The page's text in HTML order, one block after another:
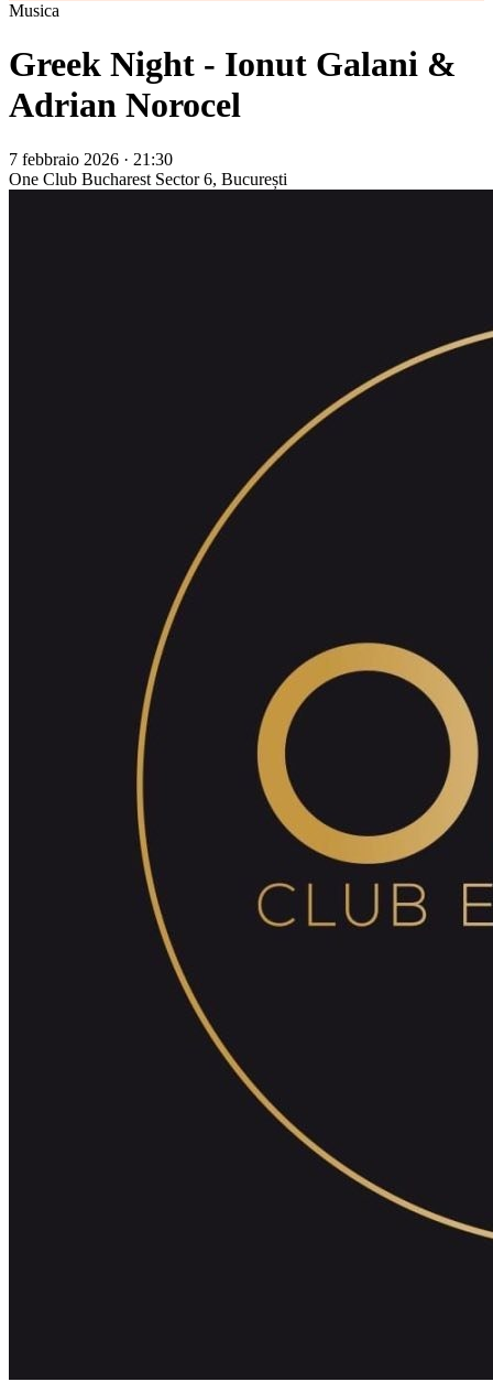
Musica
Greek Night - Ionut Galani &
Adrian Norocel
7 febbraio 2026 · 21:30
One Club Bucharest Sector 6, București